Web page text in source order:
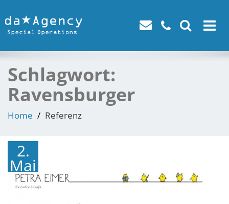
Toggle
Schlagwort:
Ravensburger
Home Referenz
2.
Mai
2017